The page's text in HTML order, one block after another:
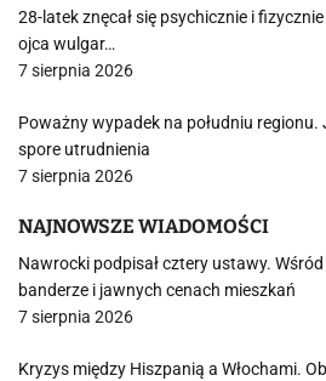
28-latek znęcał się psychicznie i
ojca wulgar…
7 sierpnia 2026
Poważny wypadek na południu regionu.
spore utrudnienia
7 sierpnia 2026
NAJNOWSZE WIADOMOŚCI
Nawrocki podpisał cztery ustawy.
banderze i jawnych cenach mieszkań
7 sierpnia 2026
Kryzys między Hiszpanią a Włochami.